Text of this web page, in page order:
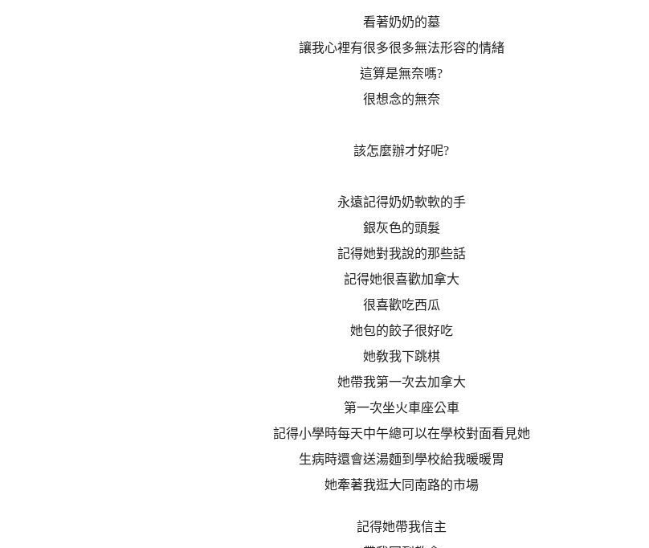
看著奶奶的墓
讓我心裡有很多很多無法形容的情緒
這算是無奈嗎?
很想念的無奈
該怎麼辦才好呢?
永遠記得奶奶軟軟的手
銀灰色的頭髮
記得她對我說的那些話
記得她很喜歡加拿大
很喜歡吃西瓜
她包的餃子很好吃
她敎我下跳棋
她帶我第一次去加拿大
第一次坐火車座公車
記得小學時每天中午總可以在學校對面看見她
生病時還會送湯麵到學校給我暖暖胃
她牽著我逛大同南路的市場
記得她帶我信主